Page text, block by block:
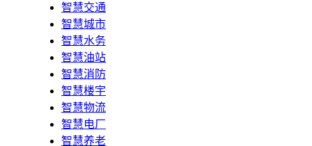
智慧交通
智慧城市
智慧水务
智慧油站
智慧消防
智慧楼宇
智慧物流
智慧电厂
智慧养老